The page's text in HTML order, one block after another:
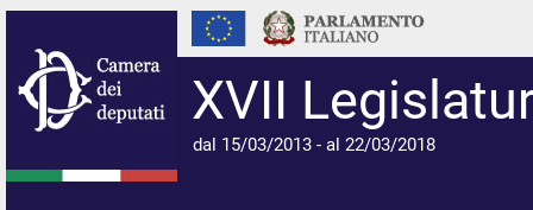
XVII
dal 15/03/2013 - al 22/03/2018